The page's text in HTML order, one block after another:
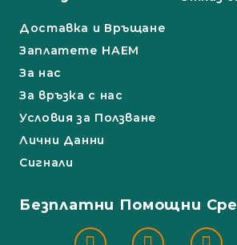
Доставка и Връщане
Заплатете НАЕМ
За нас
За връзка с нас
Условия за Ползване
Лични Данни
Сигнали
Безплатни Помощни